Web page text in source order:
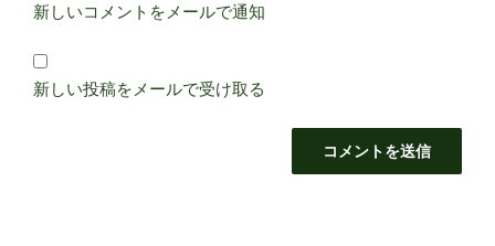
新しいコメントをメールで通知
新しい投稿をメールで受け取る